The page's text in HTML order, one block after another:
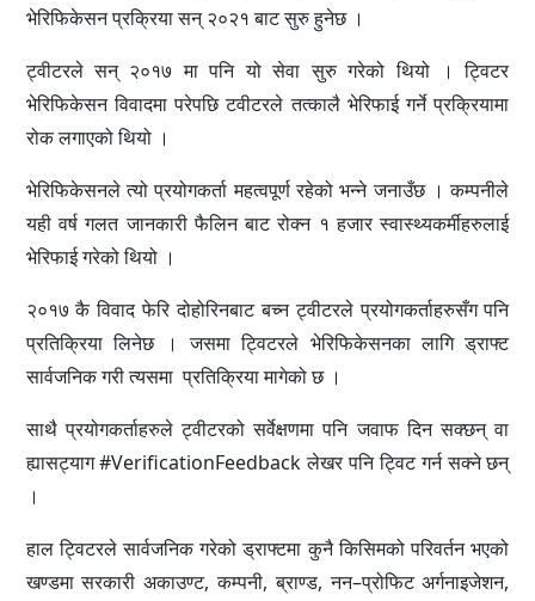
भेरिफिकेसन प्रक्रिया सन् २०२१ बाट सुरु हुनेछ ।
ट्वीटरले सन् २०१७ मा पनि यो सेवा सुरु गरेको थियो । ट्विटर
भेरिफिकेसन विवादमा परेपछि टवीटरले तत्कालै भेरिफाई गर्ने प्रक्रियामा
रोक लगाएको थियो ।
भेरिफिकेसनले त्यो प्रयोगकर्ता महत्वपूर्ण रहेको भन्ने जनाउँछ । कम्पनीले
यही वर्ष गलत जानकारी फैलिन बाट रोक्न १ हजार स्वास्थ्यकर्मीहरुलाई
भेरिफाई गरेको थियो ।
२०१७ कै विवाद फेरि दोहोरिनबाट बच्न ट्वीटरले प्रयोगकर्ताहरुसँग पनि
प्रतिक्रिया लिनेछ । जसमा ट्विटरले भेरिफिकेसनका लागि ड्राफ्ट
सार्वजनिक गरी त्यसमा प्रतिक्रिया मागेको छ ।
साथै प्रयोगकर्ताहरुले ट्वीटरको सर्वेक्षणमा पनि जवाफ दिन सक्छन् वा
ह्यासट्याग #VerificationFeedback लेखर पनि ट्विट गर्न सक्ने छन्
।
हाल ट्विटरले सार्वजनिक गरेको ड्राफ्टमा कुनै किसिमको परिवर्तन भएको
खण्डमा सरकारी अकाउण्ट, कम्पनी, ब्राण्ड, नन–प्रोफिट अर्गनाइजेशन,